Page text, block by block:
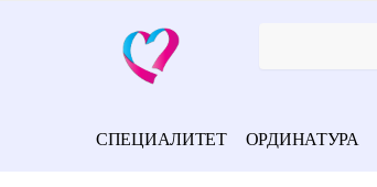
СПЕЦИАЛИТЕТ ОРДИНАТУРА